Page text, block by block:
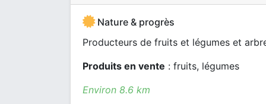
Nature & progrès
Producteurs de fruits et légumes et
Produits en vente : fruits, légumes
Environ 8.6 km